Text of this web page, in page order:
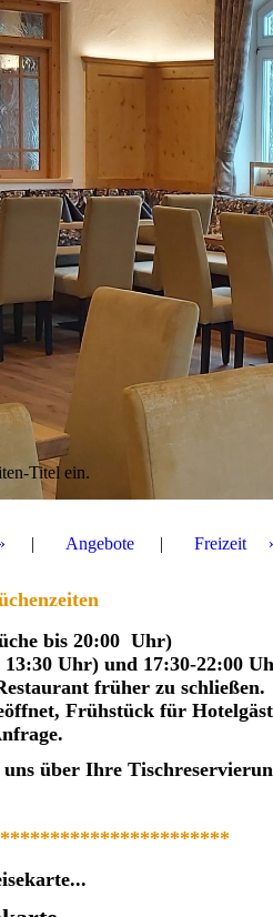
Titel ein.
Angebote Freizeit
bis 20:00 Uhr)
13:30 Uhr) und 17:30-22:00
früher zu schließen.
Frühstück für
über Ihre
*********************